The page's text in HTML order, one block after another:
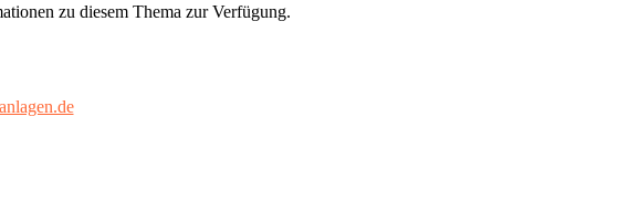
zu diesem Thema zur Verfügung.